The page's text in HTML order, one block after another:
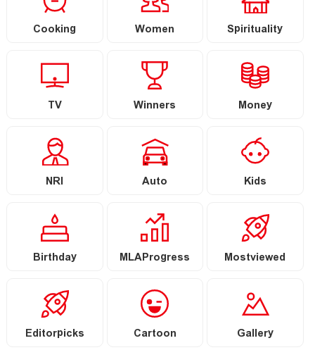
Cooking Women Spirituality
TV Winners Money
NRI Auto Kids
Birthday MLAProgress Mostviewed
Editorpicks Cartoon Gallery